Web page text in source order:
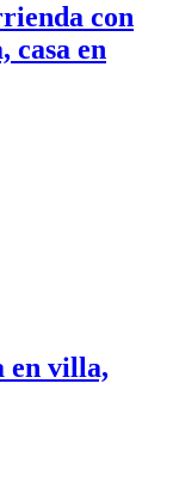
con
casa en
en villa,